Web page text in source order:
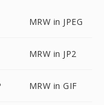
MRW in JPEG
MRW in JP2
MRW in GIF